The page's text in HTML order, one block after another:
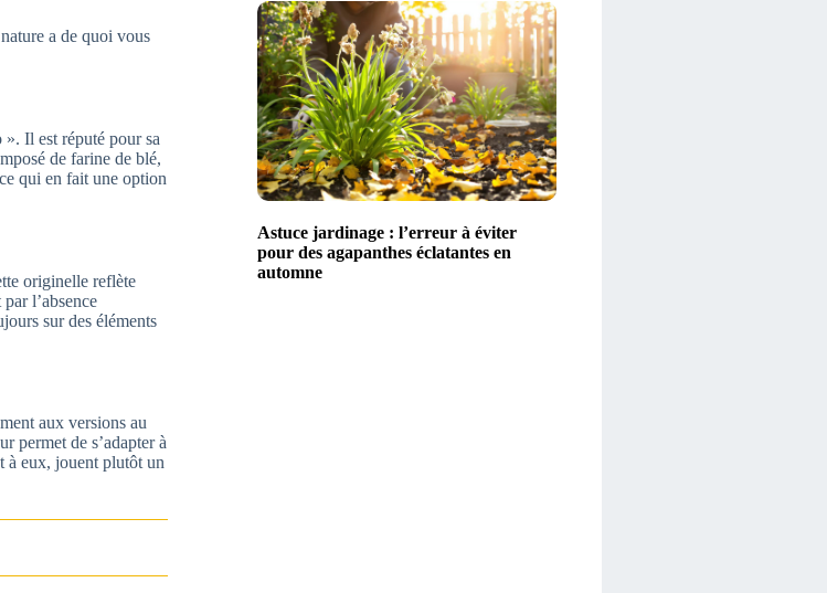
a de quoi vous
». Il est réputé pour sa
de farine de blé,
qui en fait une option
originelle reflète
l’absence
sur des éléments
aux versions au
permet de s’adapter à
à eux, jouent plutôt un
Astuce jardinage : l’erreur à éviter
pour des agapanthes éclatantes en
automne